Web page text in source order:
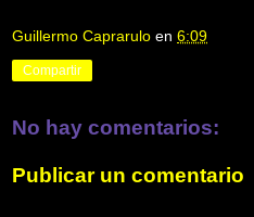
Guillermo Caprarulo en 6:09
Compartir
No hay comentarios:
Publicar un comentario